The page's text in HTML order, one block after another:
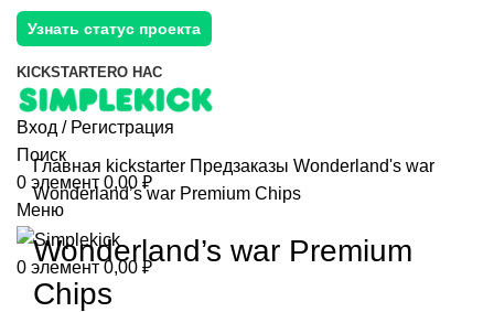
Узнать статус проекта
KICKSTARTERО НАС
Вход / Регистрация
Поиск
0 элемент 0,00 ₽
Меню
0 элемент 0,00 ₽
Главная kickstarter Предзаказы Wonderland's war
Wonderland’s war Premium Chips
Wonderland’s war Premium
Chips